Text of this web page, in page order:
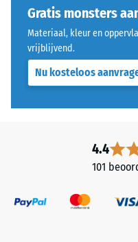
Gratis monsters
Materiaal, kleur en
vrijblijvend.
Nu kosteloos
4.4
101